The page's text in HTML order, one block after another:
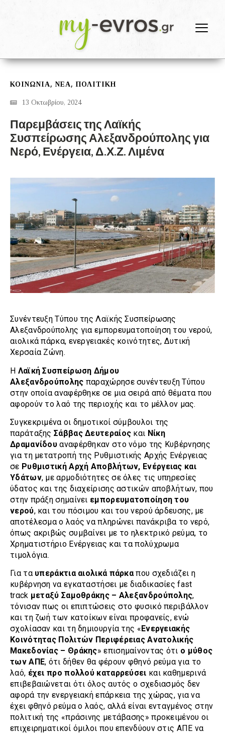
ΚΟΙΝΩΝΙΑ, ΝΕΑ,ΠΟΛΙΤΙΚΗ
13 Οκτωβρίου, 2024
Παρεμβάσεις της Λαϊκής
Συσπείρωσης Αλεξανδρούπολης για
Νερό, Ενέργεια, Δ.Χ.Ζ. Λιμένα
Συνέντευξη Τύπου της Λαϊκής Συσπείρωσης
Αλεξανδρούπολης για εμπορευματοποίηση του νερού,
αιολικά πάρκα, ενεργειακές κοινότητες, Δυτική
Χερσαία Ζώνη.
Η Λαϊκή Συσπείρωση Δήμου
Αλεξανδρούπολης παραχώρησε συνέντευξη Τύπου
στην οποία αναφέρθηκε σε μια σειρά από θέματα που
αφορούν το λαό της περιοχής και το μέλλον μας.
Συγκεκριμένα οι δημοτικοί σύμβουλοι της
παράταξης Σάββας Δευτεραίος και Νίκη
Δραμανίδου αναφέρθηκαν στο νόμο της Κυβέρνησης
για τη μετατροπή της Ρυθμιστικής Αρχής Ενέργειας
σε Ρυθμιστική Αρχή Αποβλήτων, Ενέργειας και
Υδάτων, με αρμοδιότητες σε όλες τις υπηρεσίες
ύδατος και της διαχείρισης αστικών αποβλήτων, που
στην πράξη σημαίνει εμπορευματοποίηση του
νερού, και του πόσιμου και του νερού άρδευσης, με
αποτέλεσμα ο λαός να πληρώνει πανάκριβα το νερό,
όπως ακριβώς συμβαίνει με το ηλεκτρικό ρεύμα, το
Χρηματιστήριο Ενέργειας και τα πολύχρωμα
τιμολόγια.
Για τα υπεράκτια αιολικά πάρκαπου σχεδιάζει η
κυβέρνηση να εγκαταστήσει με διαδικασίες fast
trαck μεταξύ Σαμοθράκης – Αλεξανδρούπολης,
τόνισαν πως οι επιπτώσεις στο φυσικό περιβάλλον
και τη ζωή των κατοίκων είναι προφανείς, ενώ
σχολίασαν και τη δημιουργία της « Ενεργειακής
Κοινότητας Πολιτών Περιφέρειας Ανατολικής
Μακεδονίας – Θράκης» επισημαίνοντας ότι ο μύθος
των ΑΠΕ, ότι δήθεν θα φέρουν φθηνό ρεύμα για το
λαό, έχει προ πολλού καταρρεύσει και καθημερινά
επιβεβαιώνεται ότι όλος αυτός ο σχεδιασμός δεν
αφορά την ενεργειακή επάρκεια της χώρας, για να
έχει φθηνό ρεύμα ο λαός, αλλά είναι ενταγμένος στην
πολιτική της «πράσινης μετάβασης» προκειμένου οι
επιχειρηματικοί όμιλοι που επενδύουν στις ΑΠΕ να